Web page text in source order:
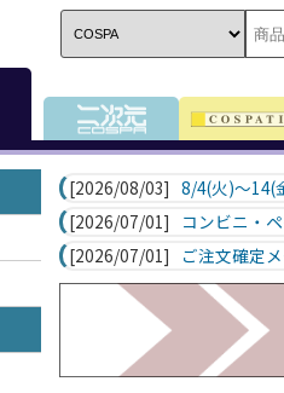
[2026/08/03] 8/4(火)～14(
[2026/07/01]
コンビニ・
[2026/07/01]
ご注文確定